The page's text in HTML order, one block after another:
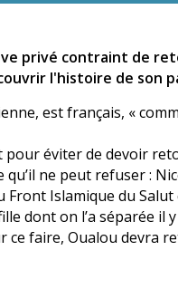
privé contraint de
l'histoire de son
est français, «
éviter de devoir
qu’il ne peut refuser :
Islamique du
dont on l’a séparée il
ce faire, Oualou devra